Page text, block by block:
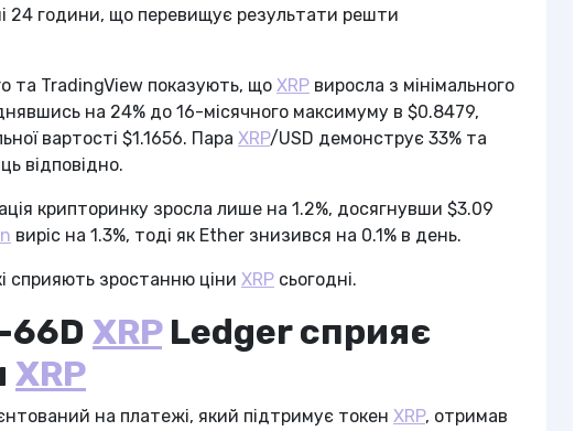
24 години, що перевищує результати решти
та TradingView показують, що XRP виросла з мінімального
на 24% до 16-місячного максимуму в $0.8479,
вартості $1.1656. Пара XRP/USD демонструє 33% та
відповідно.
крипторинку зросла лише на 1.2%, досягнувши $3.09
виріс на 1.3%, тоді як Ether знизився на 0.1% в день.
сприяють зростанню ціни XRP сьогодні.
66D XRPLedger сприяє
XRP
на платежі, який підтримує токен XRP, отримав